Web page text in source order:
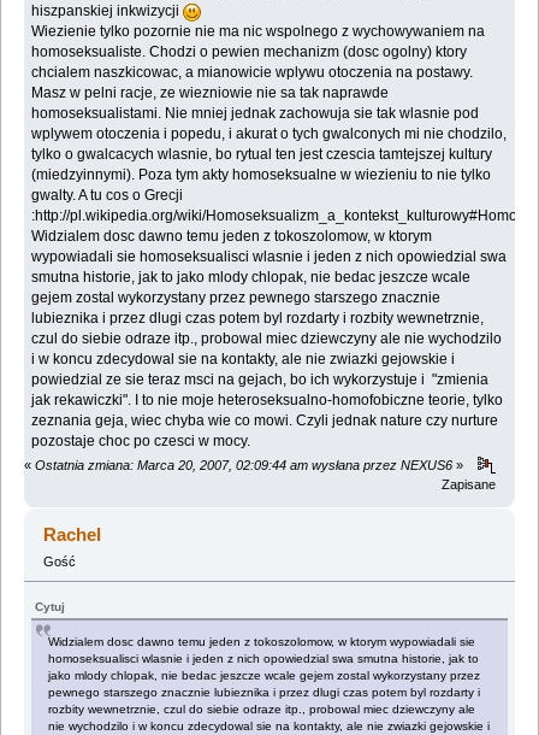
hiszpanskiej inkwizycji
Wiezienie tylko pozornie nie ma nic wspolnego z wychowywaniem na
homoseksualiste. Chodzi o pewien mechanizm (dosc ogolny) ktory
chcialem naszkicowac, a mianowicie wplywu otoczenia na postawy.
Masz w pelni racje, ze wiezniowie nie sa tak naprawde
homoseksualistami. Nie mniej jednak zachowuja sie tak wlasnie pod
wplywem otoczenia i popedu, i akurat o tych gwalconych mi nie chodzilo,
tylko o gwalcacych wlasnie, bo rytual ten jest czescia tamtejszej kultury
(miedzyinnymi). Poza tym akty homoseksualne w wiezieniu to nie tylko
gwalty. A tu cos o Grecji
:http://pl.wikipedia.org/wiki/
Widzialem dosc dawno temu jeden z tokoszolomow, w ktorym
wypowiadali sie homoseksualisci wlasnie i jeden z nich opowiedzial swa
smutna historie, jak to jako mlody chlopak, nie bedac jeszcze wcale
gejem zostal wykorzystany przez pewnego starszego znacznie
lubieznika i przez dlugi czas potem byl rozdarty i rozbity wewnetrznie,
czul do siebie odraze itp., probowal miec dziewczyny ale nie wychodzilo
i w koncu zdecydowal sie na kontakty, ale nie zwiazki gejowskie i
powiedzial ze sie teraz msci na gejach, bo ich wykorzystuje i "zmienia
jak rekawiczki". I to nie moje heteroseksualno-homofobiczne teorie, tylko
zeznania geja, wiec chyba wie co mowi. Czyli jednak nature czy nurture
pozostaje choc po czesci w mocy.
« Ostatnia zmiana: Marca 20, 2007, 02:09:44 am wysłana przez NEXUS6 »
Zapisane
Rachel
Gość
Cytuj
Widzialem dosc dawno temu jeden z tokoszolomow, w ktorym wypowiadali sie
homoseksualisci wlasnie i jeden z nich opowiedzial swa smutna historie, jak to
jako mlody chlopak, nie bedac jeszcze wcale gejem zostal wykorzystany przez
pewnego starszego znacznie lubieznika i przez dlugi czas potem byl rozdarty i
rozbity wewnetrznie, czul do siebie odraze itp., probowal miec dziewczyny ale
nie wychodzilo i w koncu zdecydowal sie na kontakty, ale nie zwiazki gejowskie i